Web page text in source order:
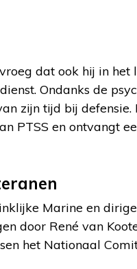
dat ook hij in
Ondanks de
zijn tijd bij
PTSS en ontvangt
Marine en
door René van
het Nationaal